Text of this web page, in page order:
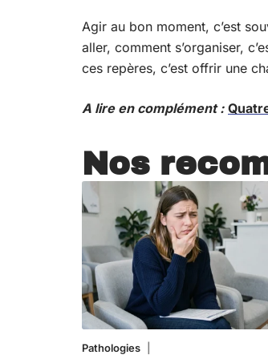
Agir au bon moment, c’est
aller, comment s’organiser,
ces repères, c’est offrir une
A lire en complément :
Nos
Pathologies